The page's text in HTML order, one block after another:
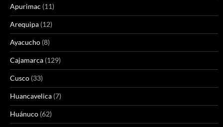
Apurimac (11)
Arequipa (12)
Ayacucho (8)
Cajamarca (129)
Cusco (33)
Huancavelica (7)
Huánuco (62)